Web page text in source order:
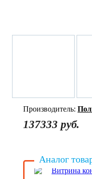
Производитель:
137333 руб.
Аналог
Витрина